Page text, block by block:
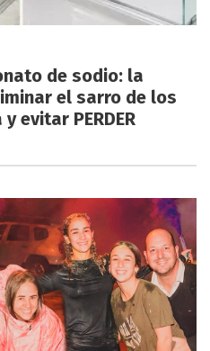
de sodio: la
el sarro de los
evitar PERDER